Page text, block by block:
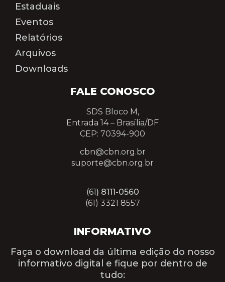
INFORMATIVO
Faça o download da última edição do nosso
informativo digital e fique por dentro de
tudo:
FALE CONOSCO
SDS Bloco M,
Entrada 14 – Brasília/DF
CEP: 70394-900
cbn@cbn.org.br
suporte@cbn.org.br
(61) 8111-0560
(61) 3321 8557
Estaduais
Eventos
Relatórios
Arquivos
Downloads